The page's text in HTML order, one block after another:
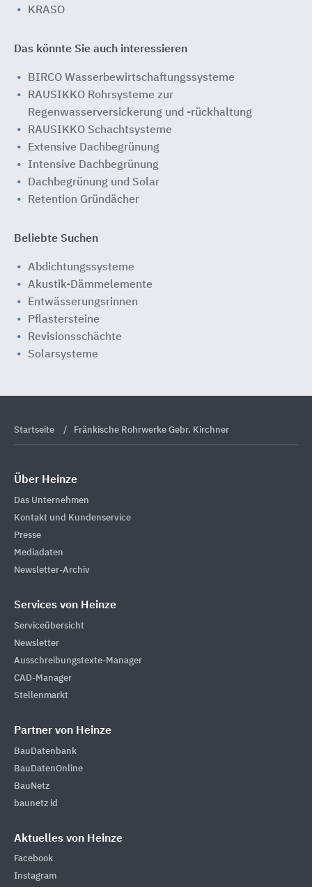
KRASO
Das könnte Sie auch interessieren
BIRCO Wasserbewirtschaftungssysteme
RAUSIKKO Rohrsysteme zur
Regenwasserversickerung und -rückhaltung
RAUSIKKO Schachtsysteme
Extensive Dachbegrünung
Intensive Dachbegrünung
Dachbegrünung und Solar
Retention Gründächer
Beliebte Suchen
Abdichtungssysteme
Akustik-Dämmelemente
Entwässerungsrinnen
Pflastersteine
Revisionsschächte
Solarsysteme
Startseite Fränkische Rohrwerke Gebr. Kirchner
Über Heinze
Das Unternehmen
Kontakt und Kundenservice
Presse
Mediadaten
Newsletter-Archiv
Services von Heinze
Serviceübersicht
Newsletter
Ausschreibungstexte-Manager
CAD-Manager
Stellenmarkt
Partner von Heinze
BauDatenbank
BauDatenOnline
BauNetz
baunetz id
Aktuelles von Heinze
Facebook
Instagram